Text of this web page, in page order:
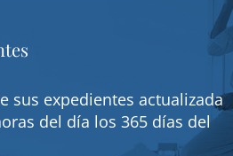
sus expedientes actualizada
del día los 365 días del